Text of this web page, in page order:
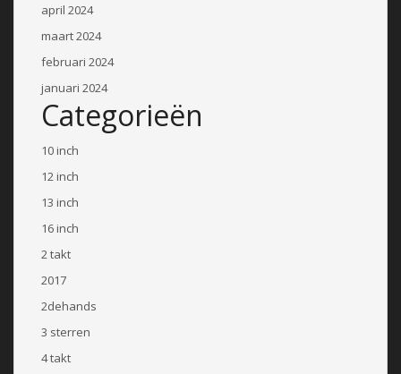
april 2024
maart 2024
februari 2024
januari 2024
Categorieën
10 inch
12 inch
13 inch
16 inch
2 takt
2017
2dehands
3 sterren
4 takt